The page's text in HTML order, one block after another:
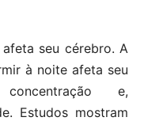
seu cérebro. A
à noite afeta seu
e,
Estudos mostram